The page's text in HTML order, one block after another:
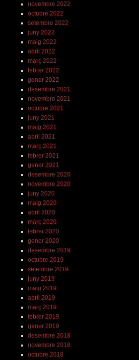
novembre 2022
octubre 2022
setembre 2022
juny 2022
maig 2022
abril 2022
març 2022
febrer 2022
gener 2022
desembre 2021
novembre 2021
octubre 2021
juny 2021
maig 2021
abril 2021
març 2021
febrer 2021
gener 2021
desembre 2020
novembre 2020
juny 2020
maig 2020
abril 2020
març 2020
febrer 2020
gener 2020
desembre 2019
octubre 2019
setembre 2019
juny 2019
maig 2019
abril 2019
març 2019
febrer 2019
gener 2019
desembre 2018
novembre 2018
octubre 2018